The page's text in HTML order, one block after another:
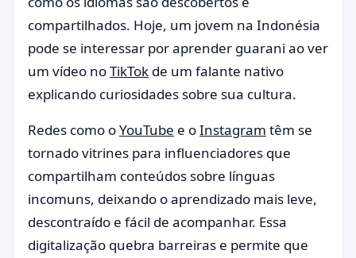
compartilhados. Hoje, um jovem na Indonésia
pode se interessar por aprender guarani ao ver
um vídeo noTikTok de um falante nativo
explicando curiosidades sobre sua cultura.
Redes como oYouTube e oInstagram têm se
tornado vitrines para influenciadores que
compartilham conteúdos sobre línguas
incomuns, deixando o aprendizado mais leve,
descontraído e fácil de acompanhar. Essa
digitalização quebra barreiras e permite que